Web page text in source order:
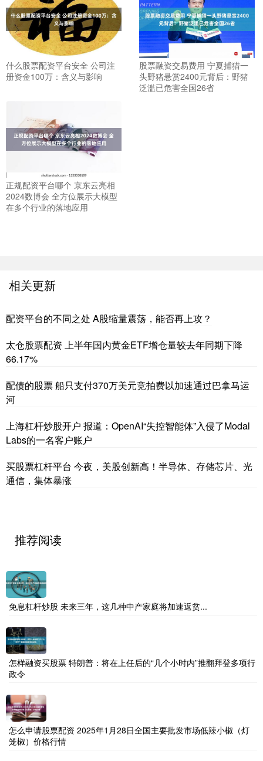
什么股票配资平台安全 公司注
册资金100万：含义与影响
股票融资交易费用 宁夏捕猎一
头野猪悬赏2400元背后：野猪
泛滥已危害全国26省
正规配资平台哪个 京东云亮相
2024数博会 全方位展示大模型
在多个行业的落地应用
相关更新
配资平台的不同之处 A股缩量震荡，能否再上攻？
太仓股票配资 上半年国内黄金ETF增仓量较去年同期下降
66.17%
配债的股票 船只支付370万美元竞拍费以加速通过巴拿马运
河
上海杠杆炒股开户 报道：OpenAI“失控智能体”入侵了Modal
Labs的一名客户账户
买股票杠杆平台 今夜，美股创新高！半导体、存储芯片、光
通信，集体暴涨
推荐阅读
免息杠杆炒股 未来三年，这几种中产家庭将加速返贫...
怎样融资买股票 特朗普：将在上任后的“几个小时内”推翻拜登多项行
政令
怎么申请股票配资 2025年1月28日全国主要批发市场低辣小椒（灯
笼椒）价格行情